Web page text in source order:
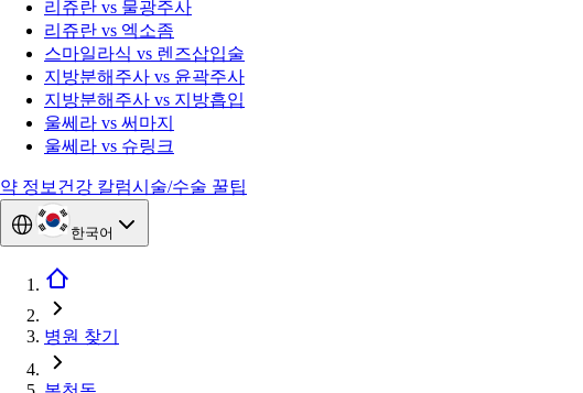
리쥬란 vs 물광주사
리쥬란 vs 엑소좀
스마일라식 vs 렌즈삽입술
지방분해주사 vs 윤곽주사
지방분해주사 vs 지방흡입
울쎄라 vs 써마지
울쎄라 vs 슈링크
약 정보 건강 칼럼시술/수술 꿀팁
한국어
병원 찾기